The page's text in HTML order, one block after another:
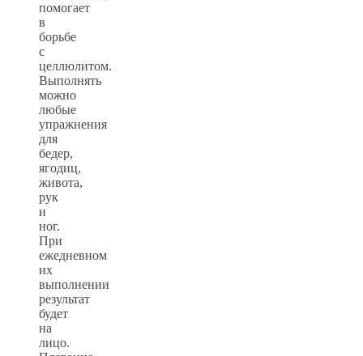
помогает
в
борьбе
с
целлюлитом.
Выполнять
можно
любые
упражнения
для
бедер,
ягодиц,
живота,
рук
и
ног.
При
ежедневном
их
выполнении
результат
будет
на
лицо.